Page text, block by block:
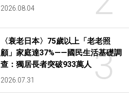
2026.08.04
3
〈衰老日本〉75歲以上「老老照
顧」家庭達37%——國民生活基礎調
查：獨居長者突破933萬人
2026.07.31